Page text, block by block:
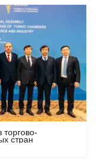
торгово-
стран